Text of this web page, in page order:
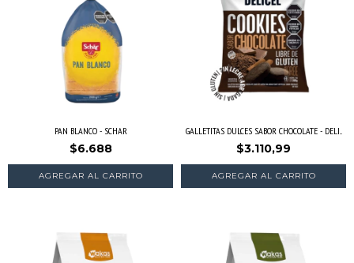
PAN BLANCO - SCHAR
$6.688
GALLETITAS DULCES SABOR CHOCOLATE - DELI...
$3.110,99